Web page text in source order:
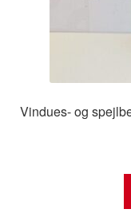
Vindues- og